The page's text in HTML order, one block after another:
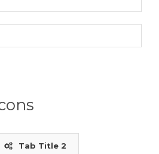
Tab Title 2